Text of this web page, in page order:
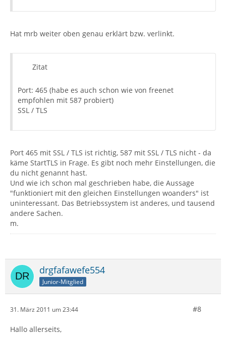
Hat mrb weiter oben genau erklärt bzw. verlinkt.
Zitat
Port: 465 (habe es auch schon wie von freenet
empfohlen mit 587 probiert)
SSL / TLS
Port 465 mit SSL / TLS ist richtig, 587 mit SSL / TLS nicht - da
käme StartTLS in Frage. Es gibt noch mehr Einstellungen, die
du nicht genannt hast.
Und wie ich schon mal geschrieben habe, die Aussage
"funktioniert mit den gleichen Einstellungen woanders" ist
uninteressant. Das Betriebssystem ist anderes, und tausend
andere Sachen.
m.
drgfafawefe554
Junior-Mitglied
31. März 2011 um 23:44 #8
Hallo allerseits,